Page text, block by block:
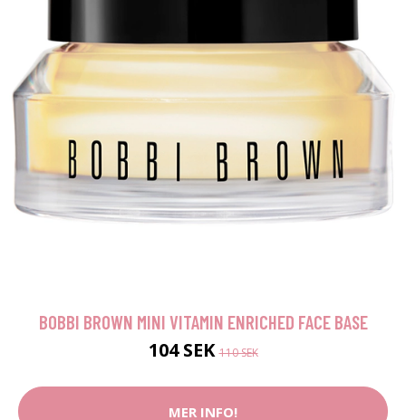
BOBBI BROWN MINI VITAMIN ENRICHED FACE BASE
104 SEK110 SEK
MER INFO!